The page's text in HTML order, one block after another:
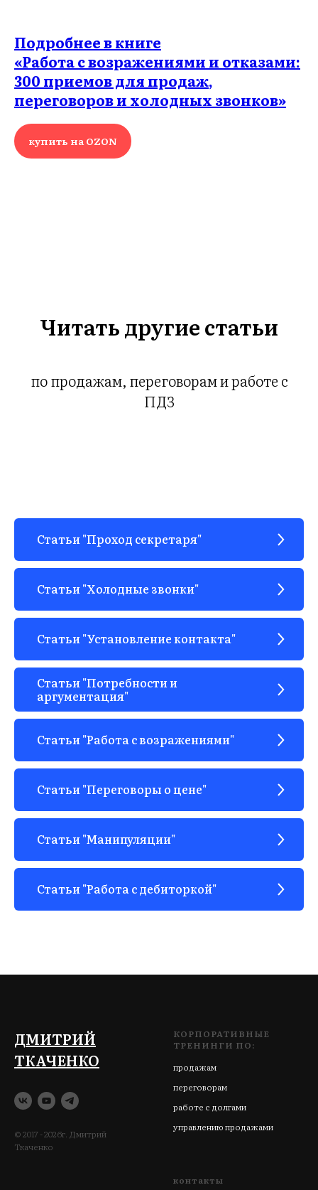
Подробнее в книге
«Работа с возражениями и отказами:
300 приемов для продаж,
переговоров и холодных звонков»
купить на OZON
Читать другие статьи
по продажам, переговорам и работе с
ПДЗ
Статьи "Проход секретаря"
Статьи "Холодные звонки"
Статьи "Установление контакта"
Статьи "Потребности и
аргументация"
Статьи "Работа с возражениями"
Статьи "Переговоры о цене"
Статьи "Манипуляции"
Статьи "Работа с дебиторкой"
ДМИТРИЙ
ТКАЧЕНКО
© 2017 - 2026г. Дмитрий
Ткаченко
КОРПОРАТИВНЫЕ
ТРЕНИНГИ ПО:
продажам
переговорам
работе с долгами
управлению продажами
контакты